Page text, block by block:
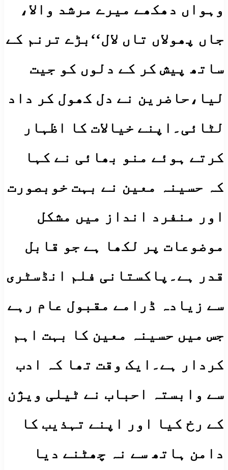
وہواں دھکھے میرے مرشد والا،
جاں پھولاں تاں لال‘‘بڑے ترنم کے
ساتھ پیش کر کے دلوں کو جیت
لیا،حاضرین نے دل کھول کر داد
لٹائی۔اپنے خیالات کا اظہار
کرتے ہوئے منو بھائی نے کہا
کہ حسینہ معین نے بہت خوبصورت
اور منفرد انداز میں مشکل
موضوعات پر لکھا ہے جو قابل
قدر ہے۔پاکستانی فلم انڈسٹری
سے زیادہ ڈرامے مقبول عام رہے
جس میں حسینہ معین کا بہت اہم
کردار ہے۔ایک وقت تھا کہ ادب
سے وابستہ احباب نے ٹیلی ویژن
کے رخ کیا اور اپنے تہذیب کا
دامن ہاتھ سے نہ چھٹنے دیا